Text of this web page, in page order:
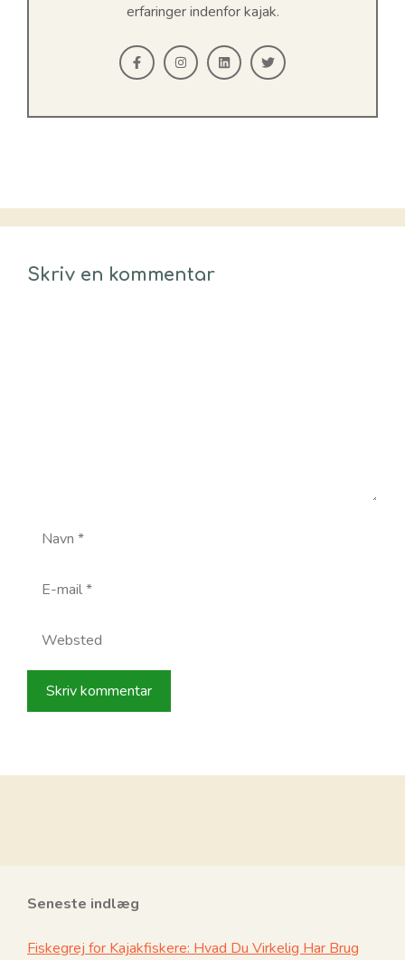
erfaringer indenfor kajak.
Skriv en kommentar
Seneste indlæg
Fiskegrej for Kajakfiskere: Hvad Du Virkelig Har Brug